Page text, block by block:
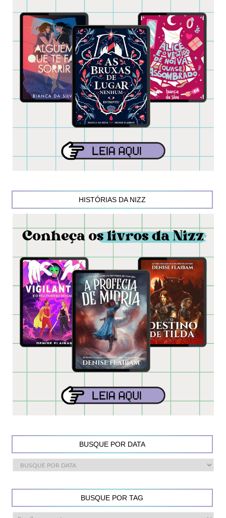
HISTÓRIAS DA NIZZ
BUSQUE POR DATA
BUSQUE POR TAG